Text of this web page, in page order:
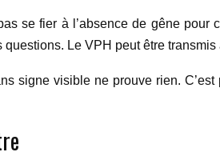
se fier à l’absence de gêne
Le VPH peut être
signe visible ne prouve rien.